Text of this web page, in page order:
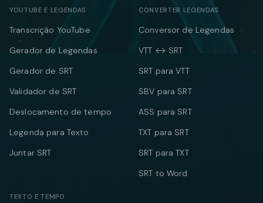
YOUTUBE E LEGENDAS
Transcrição YouTube
Gerador de Legendas
Gerador de SRT
Validador de SRT
Deslocamento de tempo
Legenda para Texto
Juntar SRT
CONVERTER LEGENDAS
Conversor de Legendas
VTT ↔ SRT
SRT para VTT
SBV para SRT
ASS para SRT
TXT para SRT
SRT para TXT
SRT to Word
TEXTO E TEMPO